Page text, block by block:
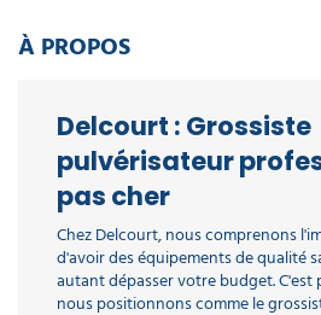
À PROPOS
Delcourt : Grossiste
pulvérisateur
pas cher
Chez Delcourt, nous comprenons
d'avoir des équipements de qualité
autant dépasser votre budget.
nous positionnons comme le